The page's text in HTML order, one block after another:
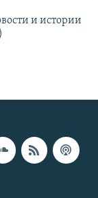
и истории